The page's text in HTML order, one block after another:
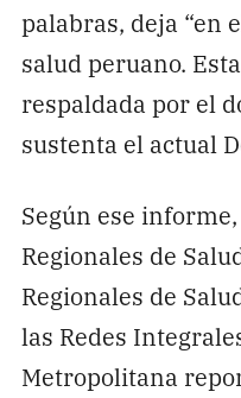
palabras, deja “en
salud peruano.
respaldada por el
sustenta el actual
Según ese
Regionales de
Regionales de
las Redes
Metropolitana